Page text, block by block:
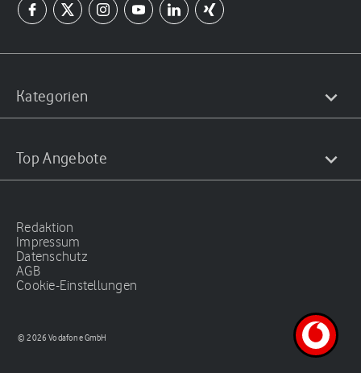
Kategorien
Top Angebote
Redaktion
Impressum
Datenschutz
AGB
Cookie-Einstellungen
© 2026 Vodafone GmbH